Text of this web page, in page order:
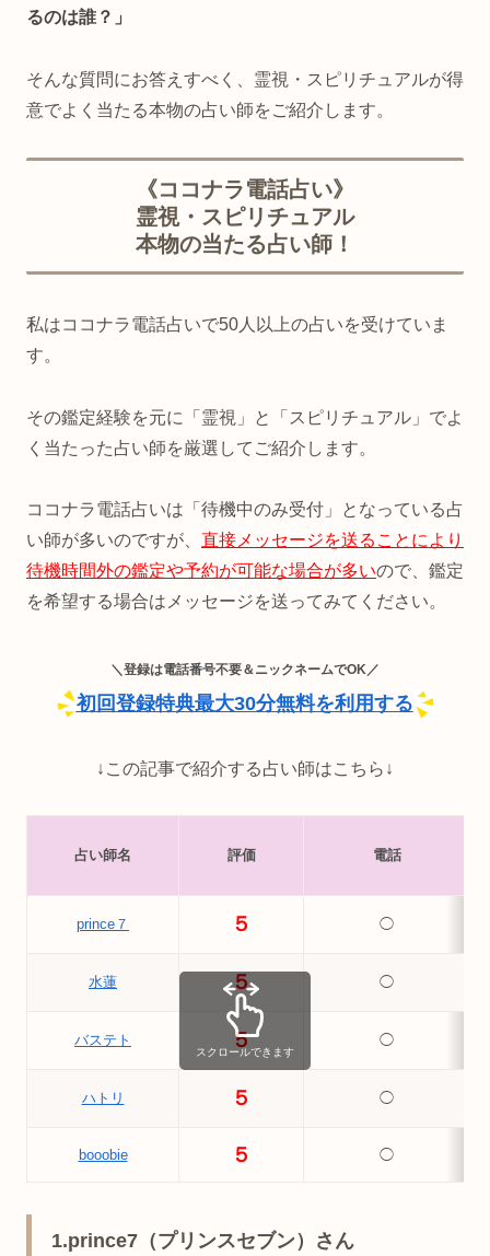
るのは誰？」
そんな質問にお答えすべく、霊視・スピリチュアルが得
意でよく当たる本物の占い師をご紹介します。
《ココナラ電話占い》
霊視・スピリチュアル
本物の当たる占い師！
私はココナラ電話占いで50人以上の占いを受けていま
す。
その鑑定経験を元に「霊視」と「スピリチュアル」でよ
く当たった占い師を厳選してご紹介します。
ココナラ電話占いは「待機中のみ受付」となっている占
い師が多いのですが、 直接メッセージを送ることにより
待機時間外の鑑定や予約が可能な場合が多いので、鑑定
を希望する場合はメッセージを送ってみてください。
＼登録は電話番号不要＆ニックネームでOK／
初回登録特典最大30分無料を利用する
↓この記事で紹介する占い師はこちら↓
占い師名 評価 電話
prince７ ５ ◯
水蓮 ５ ◯
バステト ５ ◯
ハトリ ５ ◯
booobie ５ ◯
スクロールできます
1.prince7（プリンスセブン）さん